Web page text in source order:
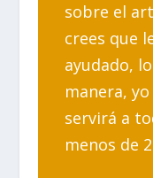
sobre el
crees que
ayudado,
manera,
servirá a
menos de